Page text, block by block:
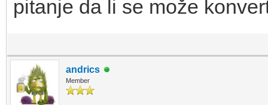
pitanje da li se može
andrics
Member